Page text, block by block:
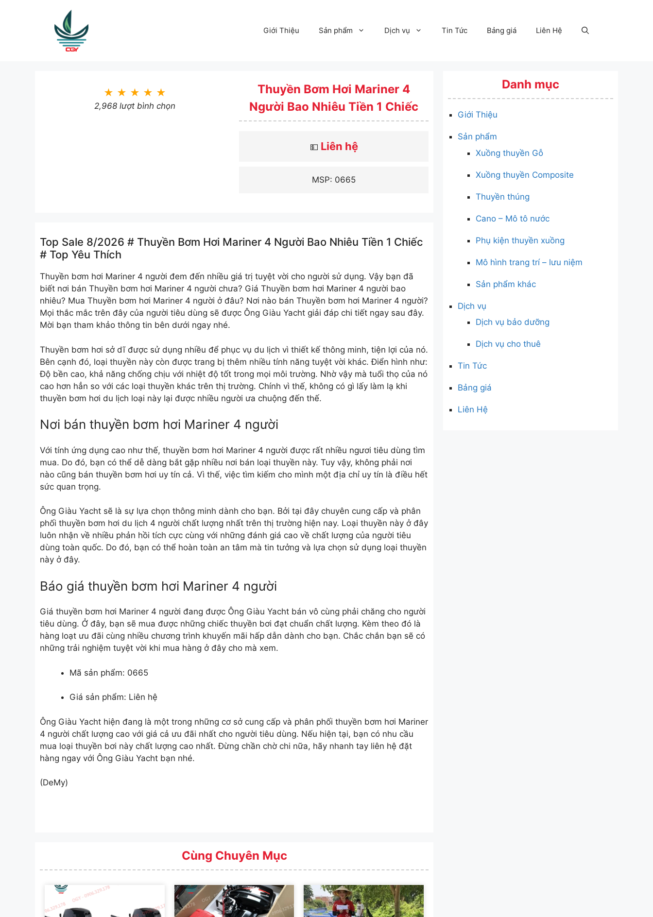
Giới Thiệu Sản phẩm Dịch vụ Tin Tức Bảng giá Liên Hệ
★ ★ ★ ★ ★
2,968 lượt bình chọn
Thuyền Bơm Hơi Mariner 4
Người Bao Nhiêu Tiền 1 Chiếc
💵 Liên hệ
MSP: 0665
Top Sale 8/2026 # Thuyền Bơm Hơi Mariner 4 Người Bao Nhiêu Tiền 1 Chiếc
# Top Yêu Thích
Thuyền bơm hơi Mariner 4 người đem đến nhiều giá trị tuyệt vời cho người sử dụng. Vậy bạn đã
biết nơi bán Thuyền bơm hơi Mariner 4 người chưa? Giá Thuyền bơm hơi Mariner 4 người bao
nhiêu? Mua Thuyền bơm hơi Mariner 4 người ở đâu? Nơi nào bán Thuyền bơm hơi Mariner 4 người?
Mọi thắc mắc trên đây của người tiêu dùng sẽ được Ông Giàu Yacht giải đáp chi tiết ngay sau đây.
Mời bạn tham khảo thông tin bên dưới ngay nhé.
Thuyền bơm hơi sở dĩ được sử dụng nhiều để phục vụ du lịch vì thiết kế thông minh, tiện lợi của nó.
Bên cạnh đó, loại thuyền này còn được trang bị thêm nhiều tính năng tuyệt vời khác. Điển hình như:
Độ bền cao, khả năng chống chịu với nhiệt độ tốt trong mọi môi trường. Nhờ vậy mà tuổi thọ của nó
cao hơn hẳn so với các loại thuyền khác trên thị trường. Chính vì thế, không có gì lấy làm lạ khi
thuyền bơm hơi du lịch loại này lại được nhiều người ưa chuộng đến thế.
Nơi bán thuyền bơm hơi Mariner 4 người
Với tính ứng dụng cao như thế, thuyền bơm hơi Mariner 4 người được rất nhiều ngươi tiêu dùng tìm
mua. Do đó, bạn có thể dễ dàng bắt gặp nhiều nơi bán loại thuyền này. Tuy vậy, không phải nơi
nào cũng bán thuyền bơm hơi uy tín cả. Vì thế, việc tìm kiếm cho mình một địa chỉ uy tín là điều hết
sức quan trọng.
Ông Giàu Yacht sẽ là sự lựa chọn thông minh dành cho bạn. Bởi tại đây chuyên cung cấp và phân
phối thuyền bơm hơi du lịch 4 người chất lượng nhất trên thị trường hiện nay. Loại thuyền này ở đây
luôn nhận về nhiều phản hồi tích cực cùng với những đánh giá cao về chất lượng của người tiêu
dùng toàn quốc. Do đó, bạn có thể hoàn toàn an tâm mà tin tưởng và lựa chọn sử dụng loại thuyền
này ở đây.
Báo giá thuyền bơm hơi Mariner 4 người
Giá thuyền bơm hơi Mariner 4 người đang được Ông Giàu Yacht bán vô cùng phải chăng cho người
tiêu dùng. Ở đây, bạn sẽ mua được những chiếc thuyền bơi đạt chuẩn chất lượng. Kèm theo đó là
hàng loạt ưu đãi cùng nhiều chương trình khuyến mãi hấp dẫn dành cho bạn. Chắc chắn bạn sẽ có
những trải nghiệm tuyệt vời khi mua hàng ở đây cho mà xem.
Mã sản phẩm: 0665
Giá sản phẩm: Liên hệ
Ông Giàu Yacht hiện đang là một trong những cơ sở cung cấp và phân phối thuyền bơm hơi Mariner
4 người chất lượng cao với giá cả ưu đãi nhất cho người tiêu dùng. Nếu hiện tại, bạn có nhu cầu
mua loại thuyền bơi này chất lượng cao nhất. Đừng chần chờ chi nữa, hãy nhanh tay liên hệ đặt
hàng ngay với Ông Giàu Yacht bạn nhé.
(DeMy)
Cùng Chuyên Mục
Danh mục
Giới Thiệu
Sản phẩm
Xuồng thuyền Gỗ
Xuồng thuyền Composite
Thuyền thúng
Cano – Mô tô nước
Phụ kiện thuyền xuồng
Mô hình trang trí – lưu niệm
Sản phẩm khác
Dịch vụ
Dịch vụ bảo dưỡng
Dịch vụ cho thuê
Tin Tức
Bảng giá
Liên Hệ